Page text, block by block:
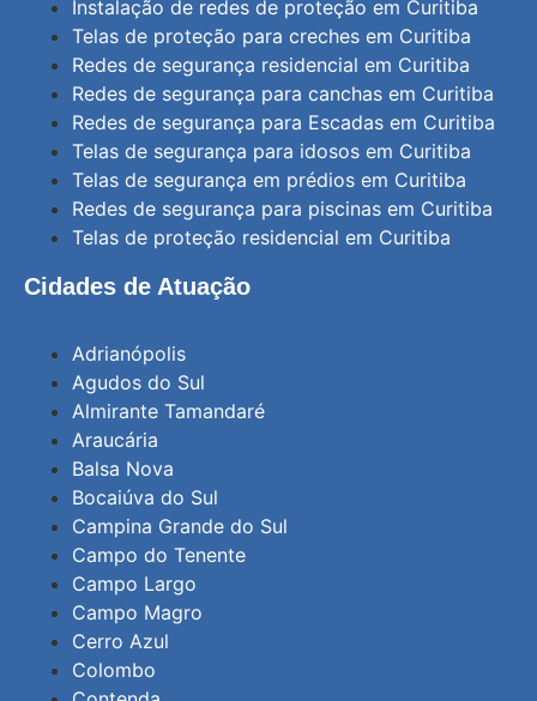
Instalação de redes de proteção em Curitiba
Telas de proteção para creches em Curitiba
Redes de segurança residencial em Curitiba
Redes de segurança para canchas em Curitiba
Redes de segurança para Escadas em Curitiba
Telas de segurança para idosos em Curitiba
Telas de segurança em prédios em Curitiba
Redes de segurança para piscinas em Curitiba
Telas de proteção residencial em Curitiba
Cidades de Atuação
Adrianópolis
Agudos do Sul
Almirante Tamandaré
Araucária
Balsa Nova
Bocaiúva do Sul
Campina Grande do Sul
Campo do Tenente
Campo Largo
Campo Magro
Cerro Azul
Colombo